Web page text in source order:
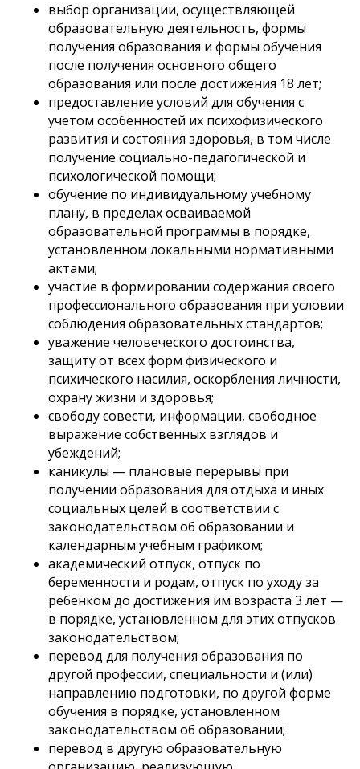
выбор организации, осуществляющей
образовательную деятельность, формы
получения образования и формы обучения
после получения основного общего
образования или после достижения 18 лет;
предоставление условий для обучения с
учетом особенностей их психофизического
развития и состояния здоровья, в том числе
получение социально-педагогической и
психологической помощи;
обучение по индивидуальному учебному
плану, в пределах осваиваемой
образовательной программы в порядке,
установленном локальными нормативными
актами;
участие в формировании содержания своего
профессионального образования при условии
соблюдения образовательных стандартов;
уважение человеческого достоинства,
защиту от всех форм физического и
психического насилия, оскорбления личности,
охрану жизни и здоровья;
свободу совести, информации, свободное
выражение собственных взглядов и
убеждений;
каникулы — плановые перерывы при
получении образования для отдыха и иных
социальных целей в соответствии с
законодательством об образовании и
календарным учебным графиком;
академический отпуск, отпуск по
беременности и родам, отпуск по уходу за
ребенком до достижения им возраста 3 лет —
в порядке, установленном для этих отпусков
законодательством;
перевод для получения образования по
другой профессии, специальности и (или)
направлению подготовки, по другой форме
обучения в порядке, установленном
законодательством об образовании;
перевод в другую образовательную